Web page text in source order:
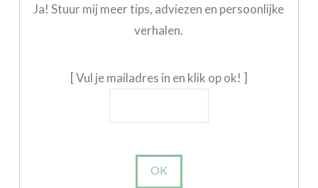
Ja! Stuur mij meer tips, adviezen en persoonlijke
verhalen.
[ Vul je mailadres in en klik op ok! ]